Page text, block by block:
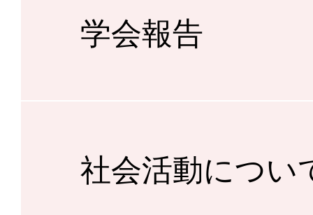
学会報告
社会活動につい